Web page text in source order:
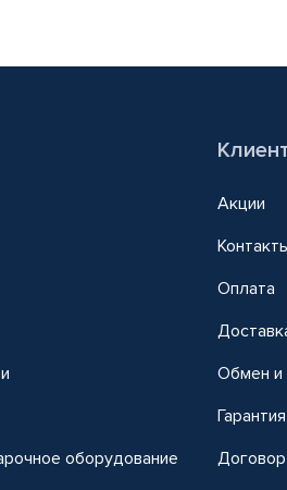
оборудование
Акции
Оплата
Обмен и
Гарантия